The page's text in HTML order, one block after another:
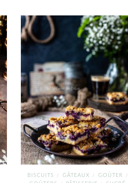
BISCUITS / GÂTEAUX / GOÛTER /